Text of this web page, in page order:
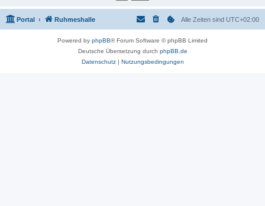
Portal Ruhmeshalle Alle Zeiten sind UTC+02:00
Powered by phpBB® Forum Software © phpBB Limited
Deutsche Übersetzung durch phpBB.de
Datenschutz| Nutzungsbedingungen